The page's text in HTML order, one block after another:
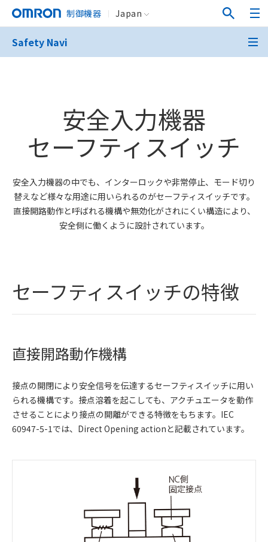
制御機器 Japan
Safety Navi
安全入力機器
セーフティスイッチ
安全入力機器の中でも、インターロックや非常停止、モード切り
替えなど様々な用途に用いられるのがセーフティスイッチです。
直接開路動作と呼ばれる機構や無効化がされにくい構造により、
安全側に働くように設計されています。
セーフティスイッチの特徴
直接開路動作機構
接点の開閉により安全信号を伝達するセーフティスイッチに用い
られる機構です。接点溶着を起こしても、アクチュエータを動作
させることにより接点の開離ができる特徴をもちます。IEC
60947-5-1では、Direct Opening actionと記載されています。